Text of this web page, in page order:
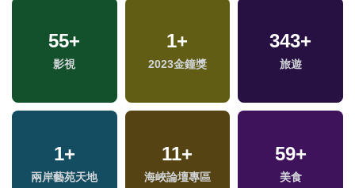
55+
影視
1+
2023金鐘獎
343+
旅遊
1+
兩岸藝苑天地
11+
海峽論壇專區
59+
美食